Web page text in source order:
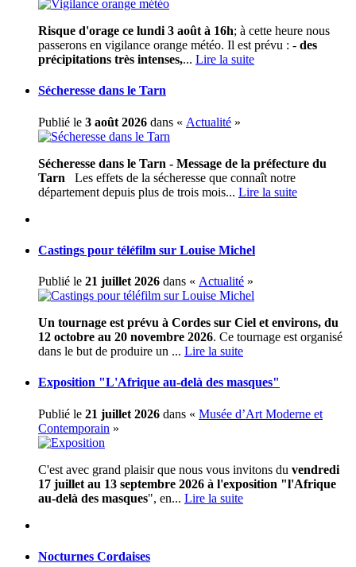
Risque d'orage ce lundi 3 août à 16h; à cette heure nous
passerons en vigilance orange météo. Il est prévu : - des
précipitations très intenses,... Lire la suite
Sécheresse dans le Tarn
Publié le 3 août 2026 dans « Actualité »
Sécheresse dans le Tarn - Message de la préfecture du
Tarn Les effets de la sécheresse que connaît notre
département depuis plus de trois mois... Lire la suite
Castings pour téléfilm sur Louise Michel
Publié le 21 juillet 2026 dans « Actualité »
Un tournage est prévu à Cordes sur Ciel et environs, du
12 octobre au 20 novembre 2026. Ce tournage est organisé
dans le but de produire un ... Lire la suite
Exposition "L'Afrique au-delà des masques"
Publié le 21 juillet 2026 dans « Musée d’Art Moderne et
Contemporain »
C'est avec grand plaisir que nous vous invitons du vendredi
17 juillet au 13 septembre 2026 à l'exposition "l'Afrique
au-delà des masques", en... Lire la suite
Nocturnes Cordaises